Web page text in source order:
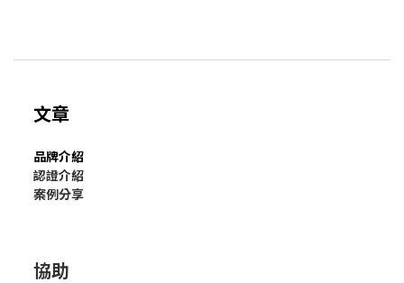
文章
品牌介紹
認證介紹
案例分享
協助